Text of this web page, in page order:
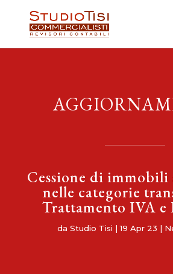
Cessione di immobili
nelle categorie
Trattamento IVA e
da Studio Tisi |19 Apr 23 |